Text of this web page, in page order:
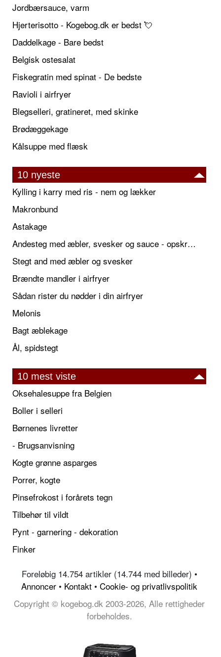
Jordbærsauce, varm
Hjerterisotto - Kogebog.dk er bedst 💘
Daddelkage - Bare bedst
Belgisk ostesalat
Fiskegratin med spinat - De bedste
Ravioli i airfryer
Blegselleri, gratineret, med skinke
Brødæggekage
Kålsuppe med flæsk
10 nyeste
Kylling i karry med ris - nem og lækker
Makronbund
Astakage
Andesteg med æbler, svesker og sauce - opskrift også til jul
Stegt and med æbler og svesker
Brændte mandler i airfryer
Sådan rister du nødder i din airfryer
Melonis
Bagt æblekage
Ål, spidstegt
10 mest viste
Oksehalesuppe fra Belgien
Boller i selleri
Børnenes livretter
- Brugsanvisning
Kogte grønne asparges
Porrer, kogte
Pinsefrokost i forårets tegn
Tilbehør til vildt
Pynt - garnering - dekoration
Finker
Foreløbig 14.754 artikler (14.744 med billeder) •
Annoncer • Kontakt • Cookie- og privatlivspolitik
Copyright © kogebog.dk 2003-2026, Alle rettigheder
forbeholdes.